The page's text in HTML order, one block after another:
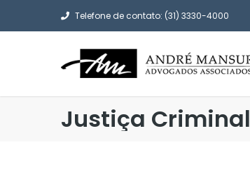
Telefone de contato: (31) 3330-4000
Justiça Criminal